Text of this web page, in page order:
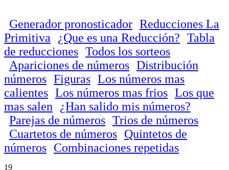
Generador pronosticador Reducciones La
Primitiva
¿Que es una Reducción? Tabla
de reducciones Todos los sorteos
Apariciones de números Distribución
números Figuras Los números mas
calientes Los números mas frios Los que
mas salen
¿Han salido mis números?
Parejas de números Trios de números
Cuartetos de números Quintetos de
números Combinaciones repetidas
19